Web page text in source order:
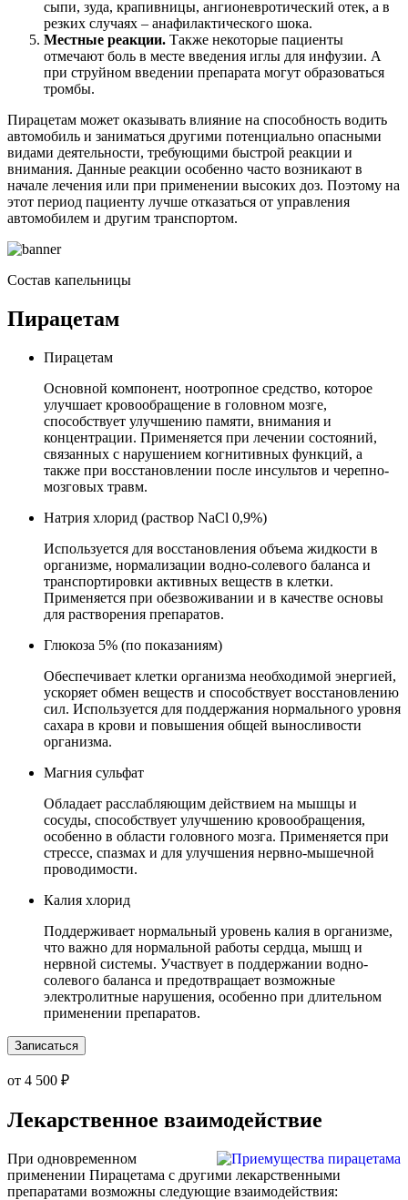
сыпи, зуда, крапивницы, ангионевротический отек, а в
резких случаях – анафилактического шока.
Местные реакции. Также некоторые пациенты
отмечают боль в месте введения иглы для инфузии. А
при струйном введении препарата могут образоваться
тромбы.
Пирацетам может оказывать влияние на способность водить
автомобиль и заниматься другими потенциально опасными
видами деятельности, требующими быстрой реакции и
внимания. Данные реакции особенно часто возникают в
начале лечения или при применении высоких доз. Поэтому на
этот период пациенту лучше отказаться от управления
автомобилем и другим транспортом.
Состав капельницы
Пирацетам
Пирацетам
Основной компонент, ноотропное средство, которое
улучшает кровообращение в головном мозге,
способствует улучшению памяти, внимания и
концентрации. Применяется при лечении состояний,
связанных с нарушением когнитивных функций, а
также при восстановлении после инсультов и черепно-
мозговых травм.
Натрия хлорид (раствор NaCl 0,9%)
Используется для восстановления объема жидкости в
организме, нормализации водно-солевого баланса и
транспортировки активных веществ в клетки.
Применяется при обезвоживании и в качестве основы
для растворения препаратов.
Глюкоза 5% (по показаниям)
Обеспечивает клетки организма необходимой энергией,
ускоряет обмен веществ и способствует восстановлению
сил. Используется для поддержания нормального уровня
сахара в крови и повышения общей выносливости
организма.
Магния сульфат
Обладает расслабляющим действием на мышцы и
сосуды, способствует улучшению кровообращения,
особенно в области головного мозга. Применяется при
стрессе, спазмах и для улучшения нервно-мышечной
проводимости.
Калия хлорид
Поддерживает нормальный уровень калия в организме,
что важно для нормальной работы сердца, мышц и
нервной системы. Участвует в поддержании водно-
солевого баланса и предотвращает возможные
электролитные нарушения, особенно при длительном
применении препаратов.
Записаться
от 4 500 ₽
Лекарственное взаимодействие
При одновременном
применении Пирацетама с другими лекарственными
препаратами возможны следующие взаимодействия: